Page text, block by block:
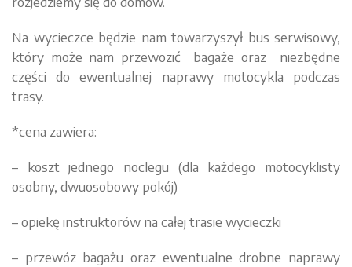
Na wycieczce będzie nam towarzyszył bus serwisowy,
który może nam przewozić bagaże oraz niezbędne
części do ewentualnej naprawy motocykla podczas
trasy.
*cena zawiera:
– koszt jednego noclegu (dla każdego motocyklisty
osobny, dwuosobowy pokój)
– opiekę instruktorów na całej trasie wycieczki
– przewóz bagażu oraz ewentualne drobne naprawy